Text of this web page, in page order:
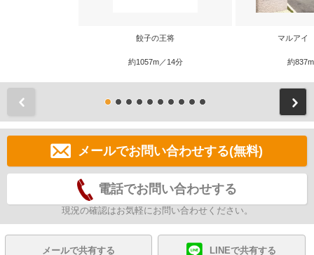
餃子の王将
約1057m／14分
マルアイ
約
メールでお問い合わせする(無料)
電話でお問い合わせする
現況の確認はお気軽にお問い合わせください。
メールで共有する LINEで共有する